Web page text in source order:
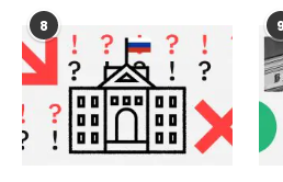
8 9